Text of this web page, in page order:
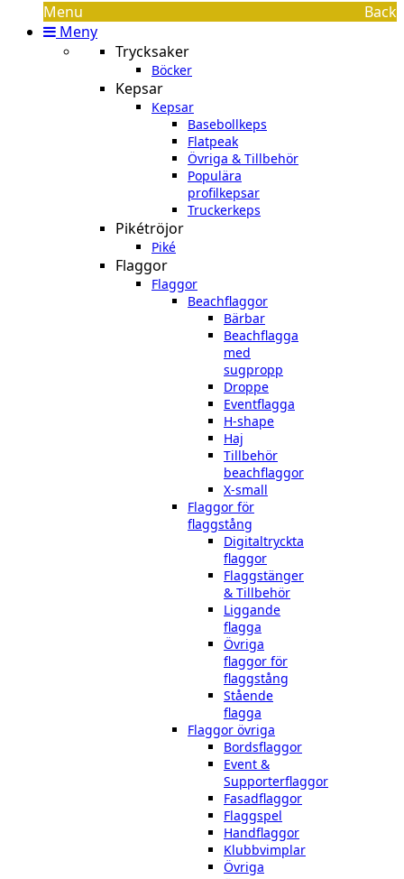
Menu
Back
Meny
Trycksaker
Böcker
Kepsar
Kepsar
Basebollkeps
Flatpeak
Övriga & Tillbehör
Populära
profilkepsar
Truckerkeps
Pikétröjor
Piké
Flaggor
Flaggor
Beachflaggor
Bärbar
Beachflagga
med
sugpropp
Droppe
Eventflagga
H-shape
Haj
Tillbehör
beachflaggor
X-small
Flaggor för
flaggstång
Digitaltryckta
flaggor
Flaggstänger
& Tillbehör
Liggande
flagga
Övriga
flaggor för
flaggstång
Stående
flagga
Flaggor övriga
Bordsflaggor
Event &
Supporterflaggor
Fasadflaggor
Flaggspel
Handflaggor
Klubbvimplar
Övriga